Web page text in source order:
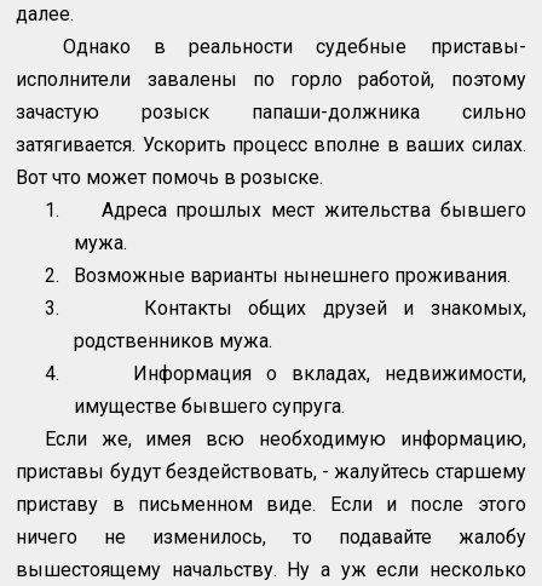
далее.
Однако в реальности судебные приставы-
исполнители завалены по горло работой, поэтому
зачастую розыск папаши-должника сильно
затягивается. Ускорить процесс вполне в ваших силах.
Вот что может помочь в розыске.
1.
Адреса прошлых мест жительства бывшего
мужа.
2.
Возможные варианты нынешнего проживания.
3.
Контакты общих друзей и знакомых,
родственников мужа.
4.
Информация о вкладах, недвижимости,
имуществе бывшего супруга.
Если же, имея всю необходимую информацию,
приставы будут бездействовать, - жалуйтесь старшему
приставу в письменном виде. Если и после этого
ничего не изменилось, то подавайте жалобу
вышестоящему начальству. Ну а уж если несколько